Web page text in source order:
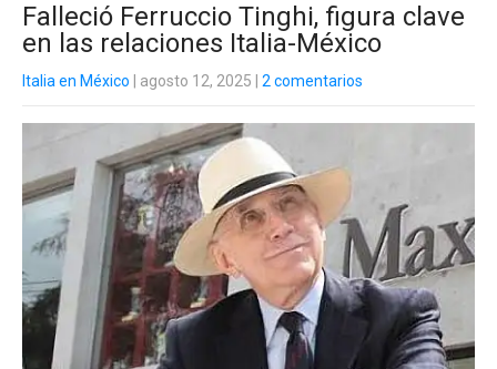
Falleció Ferruccio Tinghi, figura clave
en las relaciones Italia-México
Italia en México | agosto 12, 2025 2 comentarios